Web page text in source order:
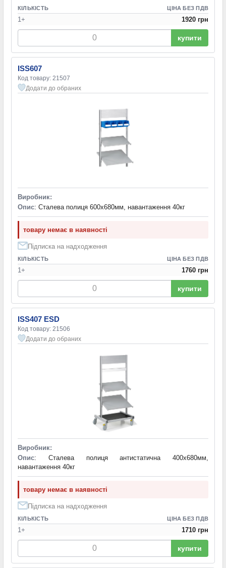
КІЛЬКІСТЬ ЦІНА БЕЗ ПДВ
1+ 1920 грн
купити
ISS607
Код товару: 21507
Додати до обраних
Виробник:
Опис: Сталева полиця 600х680мм, навантаження 40кг
товару немає в наявності
Підписка на надходження
КІЛЬКІСТЬ ЦІНА БЕЗ ПДВ
1+ 1760 грн
купити
ISS407 ESD
Код товару: 21506
Додати до обраних
Виробник:
Опис: Сталева полиця антистатична 400х680мм,
навантаження 40кг
товару немає в наявності
Підписка на надходження
КІЛЬКІСТЬ ЦІНА БЕЗ ПДВ
1+ 1710 грн
купити